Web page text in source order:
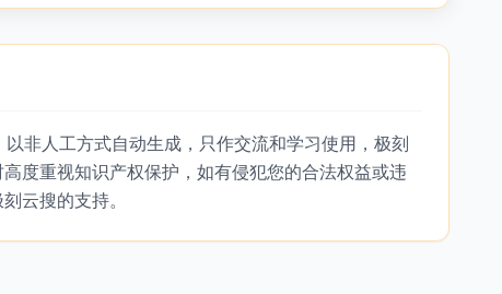
非人工方式自动生成，只作交流和学习使用，极刻
度重视知识产权保护，如有侵犯您的合法权益或违
云搜的支持。